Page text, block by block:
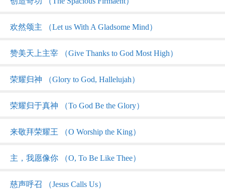
欢然颂主 （Let us With A Gladsome Mind）
赞美天上主宰 （Give Thanks to God Most High）
荣耀归神 （Glory to God, Hallelujah）
荣耀归于真神 （To God Be the Glory）
来敬拜荣耀王 （O Worship the King）
主，我愿像你 （O, To Be Like Thee）
慈声呼召 （Jesus Calls Us）